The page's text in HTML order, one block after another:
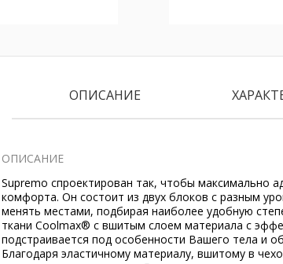
ОПИСАНИЕ
ОПИСАНИЕ
Supremo спроектирован так, чтобы максимально
комфорта. Он состоит из двух блоков с разным
менять местами, подбирая наиболее удобную
ткани Coolmax® с вшитым слоем материала с
подстраивается под особенности Вашего тела и
Благодаря эластичному материалу, вшитому в